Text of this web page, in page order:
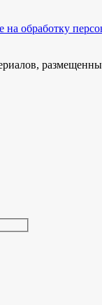
на обработку